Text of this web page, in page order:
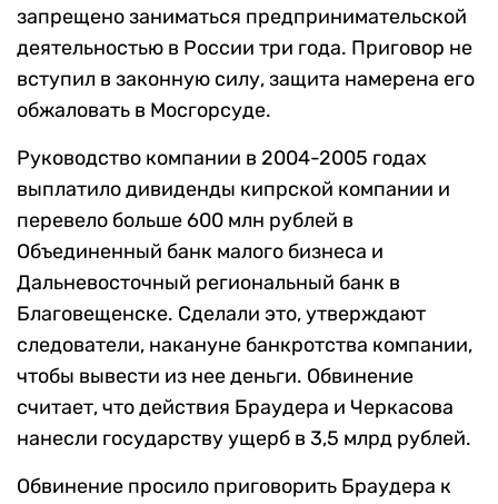
запрещено заниматься предпринимательской
деятельностью в России три года. Приговор не
вступил в законную силу, защита намерена его
обжаловать в Мосгорсуде.
Руководство компании в 2004-2005 годах
выплатило дивиденды кипрской компании и
перевело больше 600 млн рублей в
Объединенный банк малого бизнеса и
Дальневосточный региональный банк в
Благовещенске. Сделали это, утверждают
следователи, накануне банкротства компании,
чтобы вывести из нее деньги. Обвинение
считает, что действия Браудера и Черкасова
нанесли государству ущерб в 3,5 млрд рублей.
Обвинение просило приговорить Браудера к